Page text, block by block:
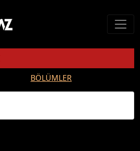
BÖLÜMLER